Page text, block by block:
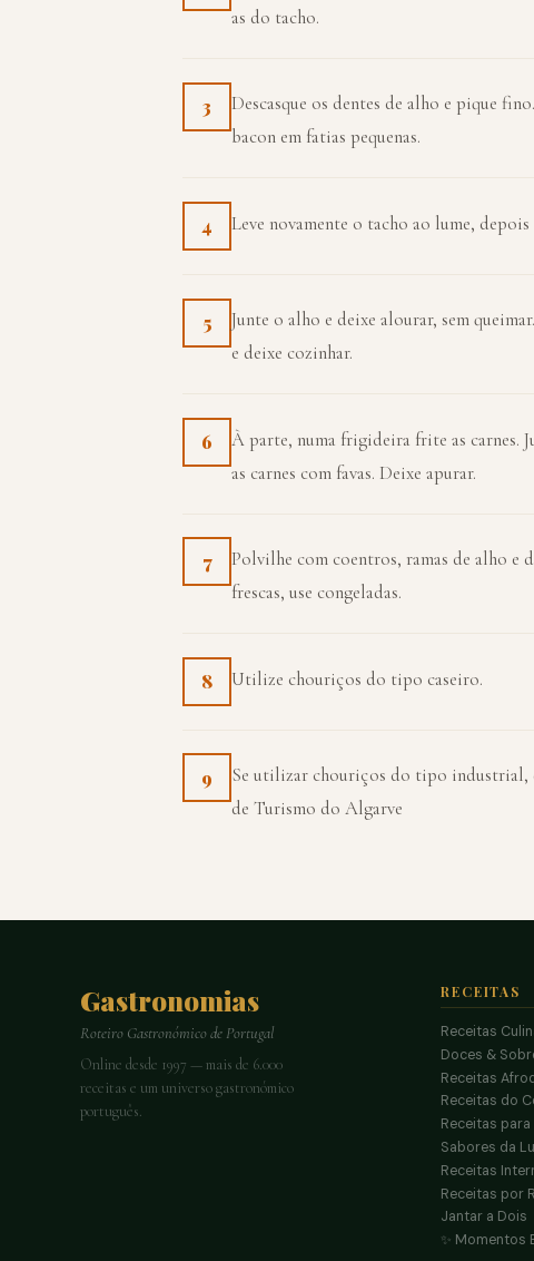
as do tacho.
3
Descasque os dentes de alho e pique
bacon em fatias pequenas.
4 Leve novamente o tacho ao lume,
5
Junte o alho e deixe alourar, sem
e deixe cozinhar.
6
À parte, numa frigideira frite as carnes.
as carnes com favas. Deixe apurar.
7
Polvilhe com coentros, ramas de alho e
frescas, use congeladas.
8 Utilize chouriços do tipo caseiro.
9
Se utilizar chouriços do tipo industrial,
de Turismo do Algarve
Gastronomias
Roteiro Gastronómico de Portugal
Online desde 1997 — mais de 6.000
receitas e um universo gastronómico
português.
RECEITAS
Receitas
Doces &
Receitas
Receitas do
Receitas
Sabores da
Receitas
Receitas por
Jantar a Dois
✨ Momentos